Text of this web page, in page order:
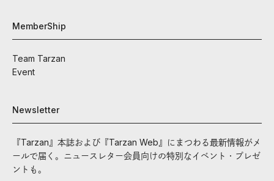
MemberShip
Team Tarzan
Event
Newsletter
『Tarzan』本誌および『Tarzan Web』にまつわる最新情報がメ
ールで届く。ニュースレター会員向けの特別なイベント・プレゼ
ントも。